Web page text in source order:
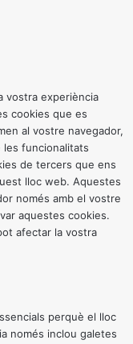
vostra experiència
cookies que es
al vostre navegador,
les funcionalitats
de tercers que ens
lloc web. Aquestes
només amb el vostre
aquestes cookies.
afectar la vostra
perquè el lloc
només inclou galetes